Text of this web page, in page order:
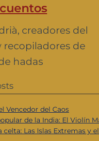
creadores del
recopiladores de
hadas
Vencedor del Caos
de la India: El Violín
Las Islas Extremas y